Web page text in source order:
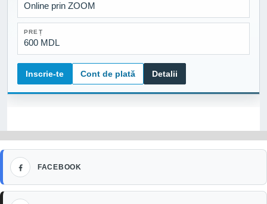
Online prin ZOOM
PREȚ
600 MDL
Inscrie-te Cont de plată Detalii
FACEBOOK
Facebook